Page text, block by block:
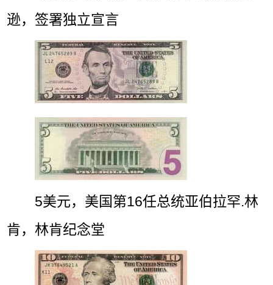
逊，签署独立宣言
5美元，美国第16任总统亚伯拉罕.林
肯，林肯纪念堂